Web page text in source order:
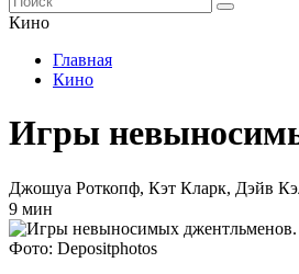
Кино
Главная
Кино
Игры
Джошуа Роткопф, Кэт Кларк, Дэйв
9 мин
Фото: Depositphotos